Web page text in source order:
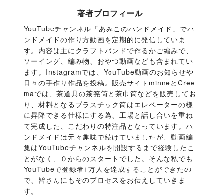
著者プロフィール
YouTubeチャンネル「あみこのハンドメイド」でハ
ンドメイドの作り方動画を定期的に発信していま
す。内容は主にクラフトバンドで作るかご編みで、
ソーイング、編み物、おやつ動画なども含まれてい
ます。Instagramでは、YouTube動画のお知らせや
日々の手作り作品を投稿。販売サイトminneとCree
maでは、茶道具の茶筅筒と茶巾筒などを販売してお
り、材料となるプラスチック筒はエレベーターの様
に昇降できる仕様にする為、工場と話し合いを重ね
て完成した、こだわりの特注品となっています。ハ
ンドメイドは元々趣味で続けていましたが、動画編
集はYouTubeチャンネルを開設するまで経験したこ
とがなく、０からのスタートでした。そんな私でも
YouTubeで登録者1万人を達成することができたの
で、皆さんにもそのプロセスをお伝えしていきま
す。